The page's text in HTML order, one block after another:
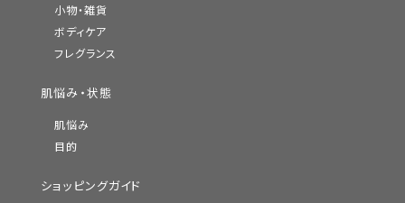
小物・雑貨
ボディケア
フレグランス
肌悩み・状態
肌悩み
目的
ショッピングガイド